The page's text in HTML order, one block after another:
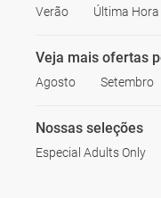
Verão Última Hora
Veja mais ofertas
Agosto Setembro
Nossas seleções
Especial Adults Only